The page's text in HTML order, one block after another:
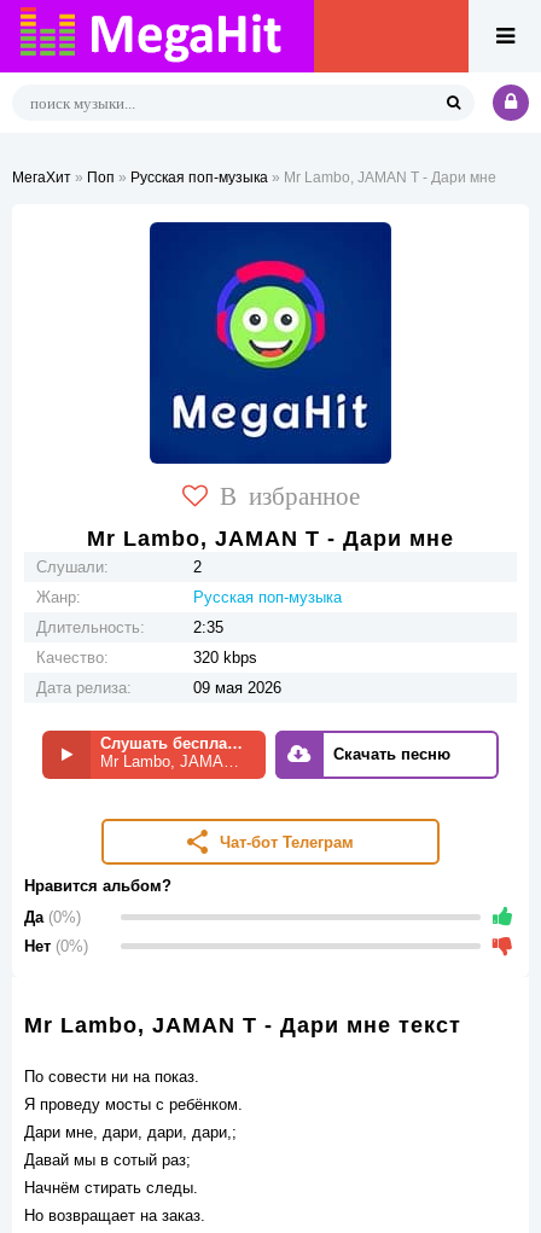
МегаХит » Поп » Русская поп-музыка » Mr Lambo, JAMAN T - Дари мне
В избранное
Mr Lambo, JAMAN T - Дари мне
Слушали:
2
Жанр:
Русская поп-музыка
Длительность:
2:35
Качество:
320 kbps
Дата релиза:
09 мая 2026
Слушать бесплатно
Mr Lambo, JAMAN T - Дари мне
Скачать песню
Чат-бот Телеграм
Нравится альбом?
Да (0%)
Нет (0%)
Mr Lambo, JAMAN T - Дари мне текст
По совести ни на показ.
Я проведу мосты с ребёнком.
Дари мне, дари, дари, дари,;
Давай мы в сотый раз;
Начнём стирать следы.
Но возвращает на заказ.